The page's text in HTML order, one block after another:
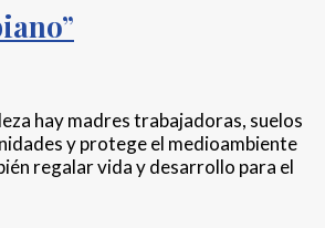
hay madres trabajadoras, suelos
y protege el medioambiente
regalar vida y desarrollo para el